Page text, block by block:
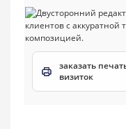
заказать
визиток